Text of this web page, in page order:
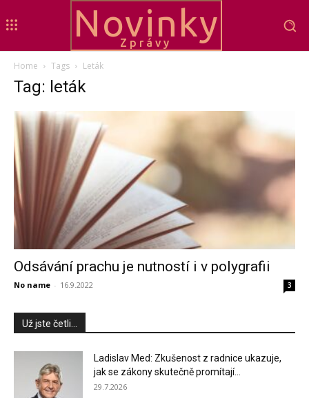
Novinky
Zprávy
Home Tags Leták
Tag: leták
Odsávání prachu je nutností i v polygrafii
No name - 16.9.2022 3
Už jste četli...
Ladislav Med: Zkušenost z radnice ukazuje,
jak se zákony skutečně promítají...
29.7.2026